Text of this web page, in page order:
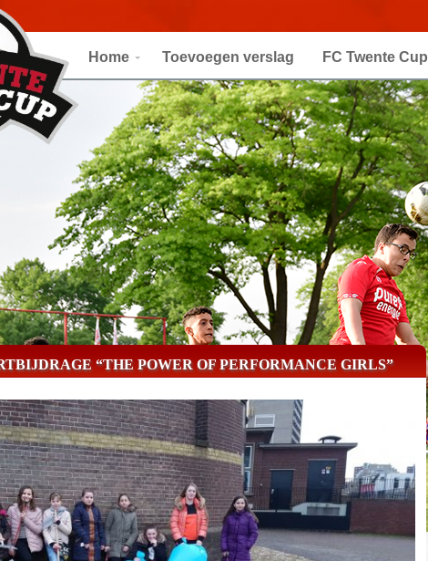
Home Toevoegen verslag FC Twente Cup
“THE POWER OF PERFORMANCE GIRLS”